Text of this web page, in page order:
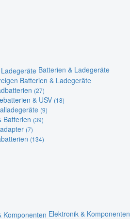
Batterien & Ladegeräte
Batterien & Ladegeräte
(27)
& USV (18)
(9)
Batterien (39)
(7)
(134)
Elektronik & Komponenten